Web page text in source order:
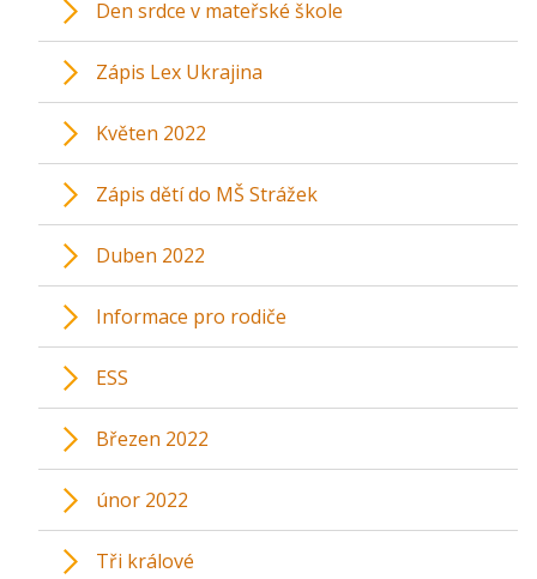
Den srdce v mateřské škole
Zápis Lex Ukrajina
Květen 2022
Zápis dětí do MŠ Strážek
Duben 2022
Informace pro rodiče
ESS
Březen 2022
únor 2022
Tři králové